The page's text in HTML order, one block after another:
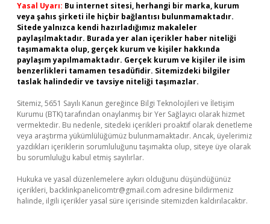
Yasal Uyarı: Bu internet sitesi, herhangi bir marka, kurum
veya şahıs şirketi ile hiçbir bağlantısı bulunmamaktadır.
Sitede yalnızca kendi hazırladığımız makaleler
paylaşılmaktadır. Burada yer alan içerikler haber niteliği
taşımamakta olup, gerçek kurum ve kişiler hakkında
paylaşım yapılmamaktadır. Gerçek kurum ve kişiler ile isim
benzerlikleri tamamen tesadüfidir. Sitemizdeki bilgiler
taslak halindedir ve tavsiye niteliği taşımazlar.
Sitemiz, 5651 Sayılı Kanun gereğince Bilgi Teknolojileri ve İletişim
Kurumu (BTK) tarafından onaylanmış bir Yer Sağlayıcı olarak hizmet
vermektedir. Bu nedenle, sitedeki içerikleri proaktif olarak denetleme
veya araştırma yükümlülüğümüz bulunmamaktadır. Ancak, üyelerimiz
yazdıkları içeriklerin sorumluluğunu taşımakta olup, siteye üye olarak
bu sorumluluğu kabul etmiş sayılırlar.
Hukuka ve yasal düzenlemelere aykırı olduğunu düşündüğünüz
içerikleri, backlinkpanelicomtr@gmail.com adresine bildirmeniz
halinde, ilgili içerikler yasal süre içerisinde sitemizden kaldırılacaktır.